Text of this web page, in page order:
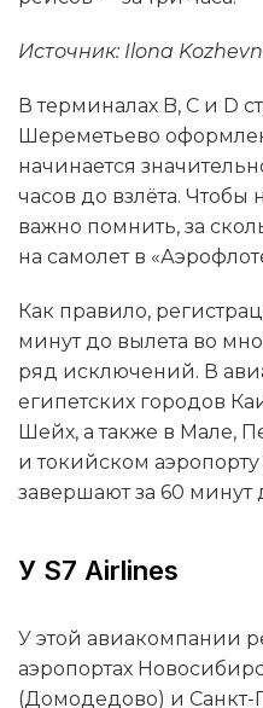
Источник: Ilona
В терминалах B, C и D
Шереметьево
начинается
часов до взлёта. Чтобы
важно помнить, за
на самолет в
Как правило,
минут до вылета во
ряд исключений. В
египетских городов
Шейх, а также в Мале,
и токийском
завершают за 60 минут
У S7 Airlines
У этой авиакомпании
аэропортах
(Домодедово) и Санкт-